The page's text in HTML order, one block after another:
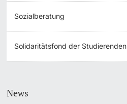
Sozialberatung
Solidaritätsfond der Studierenden
News